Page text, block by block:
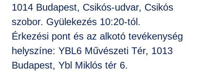
1014 Budapest, Csikós-udvar, Csikós
szobor. Gyülekezés 10:20-tól.
Érkezési pont és az alkotó tevékenység
helyszíne: YBL6 Művészeti Tér, 1013
Budapest, Ybl Miklós tér 6.